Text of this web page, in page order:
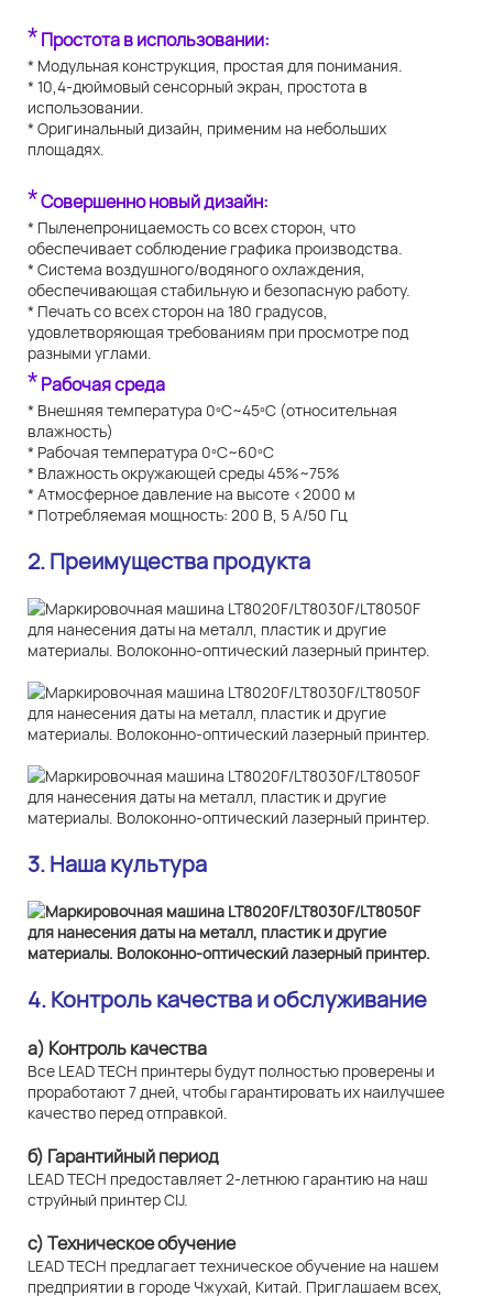
*Простота в использовании:
* Модульная конструкция, простая для понимания.
* 10,4-дюймовый сенсорный экран, простота в
использовании.
* Оригинальный дизайн, применим на небольших
площадях.
*Совершенно новый дизайн:
* Пыленепроницаемость со всех сторон, что
обеспечивает соблюдение графика производства.
* Система воздушного/водяного охлаждения,
обеспечивающая стабильную и безопасную работу.
* Печать со всех сторон на 180 градусов,
удовлетворяющая требованиям при просмотре под
разными углами.
*Рабочая среда
* Внешняя температура 0ºC~45ºC (относительная
влажность)
* Рабочая температура 0ºC~60ºC
* Влажность окружающей среды 45%~75%
* Атмосферное давление на высоте <2000 м
* Потребляемая мощность: 200 В, 5 А/50 Гц
2. Преимущества продукта
3. Наша культура
4. Контроль качества и обслуживание
а) Контроль качества
Все LEAD TECH принтеры будут полностью проверены и
проработают 7 дней, чтобы гарантировать их наилучшее
качество перед отправкой.
б) Гарантийный период
LEAD TECH предоставляет 2-летнюю гарантию на наш
струйный принтер CIJ.
c) Техническое обучение
LEAD TECH предлагает техническое обучение на нашем
предприятии в городе Чжухай, Китай. Приглашаем всех,